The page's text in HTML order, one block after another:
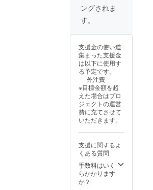
セス実
してい
ただい
た場
合、発
売日以
降での
お渡し
となる
可能性
があり
ます。
ご了承
くださ
しにせ
直筆サ
イン ・
提供方
10月末
（発売
動した
場合は
変更さ
れま
す。）
※クラウ
ドファ
ンディ
ング実
施中に
STEAM
売さ
れ、早
期アク
セス実
施後に
ングされま
す。
支援金の使い道
集まった支援金
は以下に使用す
る予定です。
外注費
※目標金額を超
えた場合はプロ
ジェクトの運営
費に充てさせて
いただきます。
支援に関するよ
くある質問
手数料はいく
らかかります
か？